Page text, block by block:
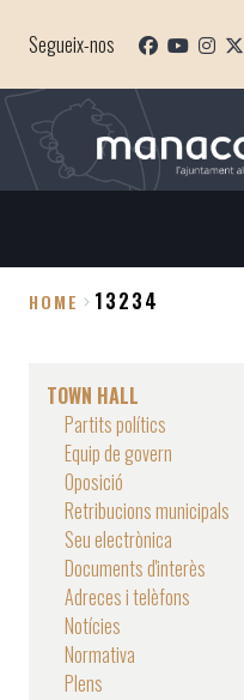
content
Segueix-nos
HOME 13234
TOWN HALL
Partits polítics
Equip de govern
Oposició
Retribucions municipals
Seu electrònica
Documents d'interès
Adreces i telèfons
Notícies
Normativa
Plens